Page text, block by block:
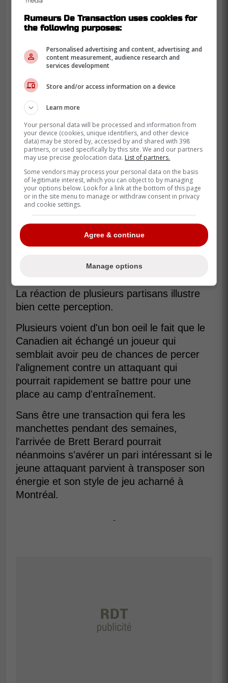
philosophie de Kent Hughes, qui continue
d'accumuler de jeunes joueurs capables de
plutôt que de miser uniquement sur des
espoirs à long terme.
-
La réaction de plusieurs partisans illustre
bien cette perception.
Plusieurs voient d'un bon oeil le fait que le
Canadien ait échangé un joueur qui
semblait avoir peu de chances de percer
l'alignement contre un attaquant qui
pourrait rapidement se battre pour une
place au camp d'entraînement.
Sans être une transaction qui fera les
manchettes pendant des semaines,
l'arrivée de Brett Berard pourrait
néanmoins s'avérer un pari intéressant si le
jeune attaquant parvient à transposer son
énergie et son style de jeu acharné à
Montréal.
-
Rumeurs De Transaction uses cookies for
the following purposes:
Personalised advertising and content, advertising and
content measurement, audience research and
services development
Store and/or access information on a device
Learn more
Your personal data will be processed and information from
your device (cookies, unique identifiers, and other device
data) may be stored by, accessed by and shared with 398
partners, or used specifically by this site. We and our partners
may use precise geolocation data. List of partners.
Some vendors may process your personal data on the basis
of legitimate interest, which you can object to by managing
your options below. Look for a link at the bottom of this page
or in the site menu to manage or withdraw consent in privacy
and cookie settings.
Agree & continue
Manage options